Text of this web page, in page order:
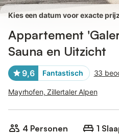
Kies een datum voor exacte
Appartement
Sauna en Uitzicht
9,6 Fantastisch 33
Mayrhofen, Zillertaler Alpen
4 Personen
1